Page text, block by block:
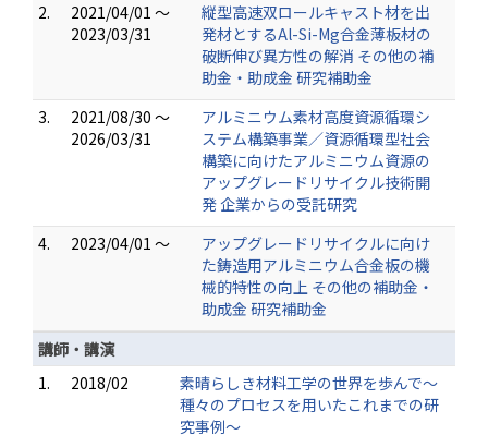
2.
2021/04/01 ～
2023/03/31
縦型高速双ロールキャスト材を出
発材とするAl-Si-Mg合金薄板材の
破断伸び異方性の解消 その他の補
助金・助成金 研究補助金
3.
2021/08/30 ～
2026/03/31
アルミニウム素材高度資源循環シ
ステム構築事業／資源循環型社会
構築に向けたアルミニウム資源の
アップグレードリサイクル技術開
発 企業からの受託研究
4.
2023/04/01 ～
アップグレードリサイクルに向け
た鋳造用アルミニウム合金板の機
械的特性の向上 その他の補助金・
助成金 研究補助金
講師・講演
1.
2018/02
素晴らしき材料工学の世界を歩んで～
種々のプロセスを用いたこれまでの研
究事例～